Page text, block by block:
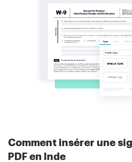
Comment insérer une
PDF en Inde